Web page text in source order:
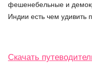
фешенебельные и
Индии есть чем удивить
Скачать